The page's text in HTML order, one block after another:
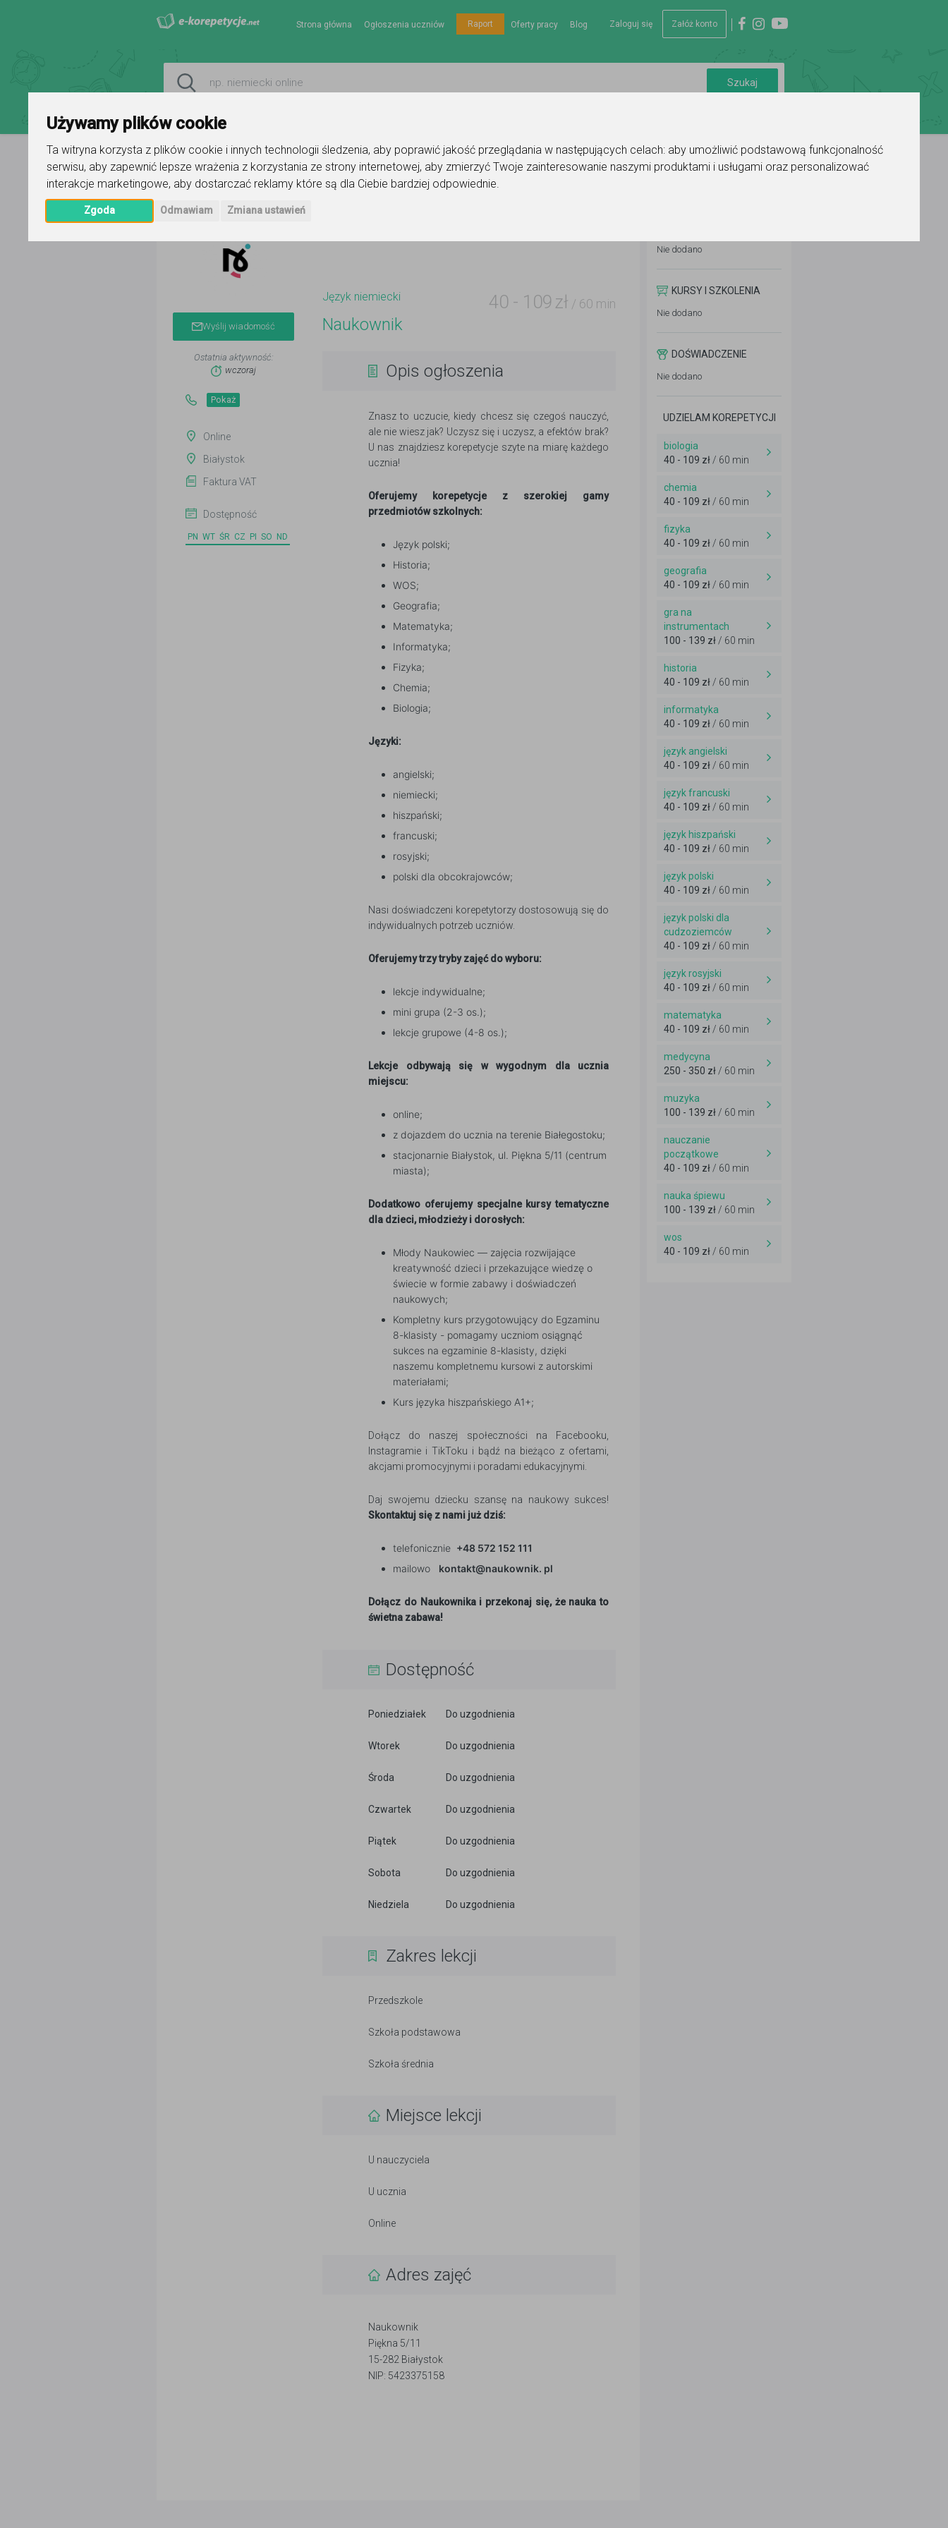
Używamy plików cookie
Ta witryna korzysta z plików cookie i innych technologii śledzenia, aby poprawić jakość przeglądania w następujących celach: aby umożliwić podstawową funkcjonalność
serwisu, aby zapewnić lepsze wrażenia z korzystania ze strony internetowej, aby zmierzyć Twoje zainteresowanie naszymi produktami i usługami oraz personalizować
interakcje marketingowe, aby dostarczać reklamy które są dla Ciebie bardziej odpowiednie.
Zgoda Odmawiam Zmiana ustawień
Zaloguj się Załóż konto
Strona główna Ogłoszenia uczniów Raport Oferty pracy Blog
Strona główna Naukownik Ogłoszenie korepetytora - język niemiecki
Wyślij wiadomość
Ostatnia aktywność:
wczoraj
Pokaż
Online
Białystok
Faktura VAT
Dostępność
PN WT ŚR CZ PI SO ND
Język niemiecki 40 - 109 zł / 60 min
Naukownik
Opis ogłoszenia
Znasz to uczucie, kiedy chcesz się czegoś nauczyć,
ale nie wiesz jak? Uczysz się i uczysz, a efektów brak?
U nas znajdziesz korepetycje szyte na miarę każdego
ucznia!
Oferujemy korepetycje z szerokiej gamy
przedmiotów szkolnych:
Język polski;
Historia;
WOS;
Geografia;
Matematyka;
Informatyka;
Fizyka;
Chemia;
Biologia;
Języki:
angielski;
niemiecki;
hiszpański;
francuski;
rosyjski;
polski dla obcokrajowców;
Nasi doświadczeni korepetytorzy dostosowują się do
indywidualnych potrzeb uczniów.
Oferujemy trzy tryby zajęć do wyboru:
lekcje indywidualne;
mini grupa (2-3 os.);
lekcje grupowe (4-8 os.);
Lekcje odbywają się w wygodnym dla ucznia
miejscu:
online;
z dojazdem do ucznia na terenie Białegostoku;
stacjonarnie Białystok, ul. Piękna 5/11 (centrum
miasta);
Dodatkowo oferujemy specjalne kursy tematyczne
dla dzieci, młodzieży i dorosłych:
Młody Naukowiec — zajęcia rozwijające
kreatywność dzieci i przekazujące wiedzę o
świecie w formie zabawy i doświadczeń
naukowych;
Kompletny kurs przygotowujący do Egzaminu
8-klasisty - pomagamy uczniom osiągnąć
sukces na egzaminie 8-klasisty, dzięki
naszemu kompletnemu kursowi z autorskimi
materiałami;
Kurs języka hiszpańskiego A1+;
Dołącz do naszej społeczności na Facebooku,
Instagramie i TikToku i bądź na bieżąco z ofertami,
akcjami promocyjnymi i poradami edukacyjnymi.
Daj swojemu dziecku szansę na naukowy sukces!
Skontaktuj się z nami już dziś:
telefonicznie +48 572 152 111
mailowo kontakt@naukownik. pl
Dołącz do Naukownika i przekonaj się, że nauka to
świetna zabawa!
Dostępność
Poniedziałek Do uzgodnienia
Wtorek Do uzgodnienia
Środa Do uzgodnienia
Czwartek Do uzgodnienia
Piątek Do uzgodnienia
Sobota Do uzgodnienia
Niedziela Do uzgodnienia
Zakres lekcji
Przedszkole
Szkoła podstawowa
Szkoła średnia
Miejsce lekcji
U nauczyciela
U ucznia
Online
Adres zajęć
Naukownik
Piękna 5/11
15-282 Białystok
NIP: 5423375158
Nie dodano
KURSY I SZKOLENIA
Nie dodano
DOŚWIADCZENIE
Nie dodano
UDZIELAM KOREPETYCJI
biologia
40 - 109 zł / 60 min
chemia
40 - 109 zł / 60 min
fizyka
40 - 109 zł / 60 min
geografia
40 - 109 zł / 60 min
gra na
instrumentach
100 - 139 zł / 60 min
historia
40 - 109 zł / 60 min
informatyka
40 - 109 zł / 60 min
język angielski
40 - 109 zł / 60 min
język francuski
40 - 109 zł / 60 min
język hiszpański
40 - 109 zł / 60 min
język polski
40 - 109 zł / 60 min
język polski dla
cudzoziemców
40 - 109 zł / 60 min
język rosyjski
40 - 109 zł / 60 min
matematyka
40 - 109 zł / 60 min
medycyna
250 - 350 zł / 60 min
muzyka
100 - 139 zł / 60 min
nauczanie
początkowe
40 - 109 zł / 60 min
nauka śpiewu
100 - 139 zł / 60 min
wos
40 - 109 zł / 60 min